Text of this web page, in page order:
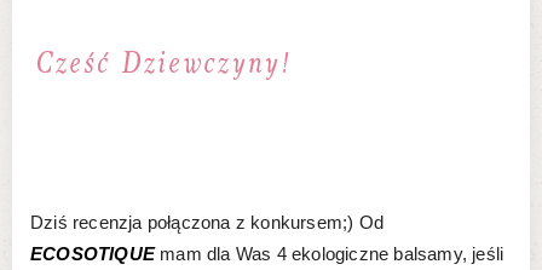
Dziś recenzja połączona z konkursem;) Od
ECOSOTIQUEmam dla Was 4 ekologiczne balsamy, jeśli